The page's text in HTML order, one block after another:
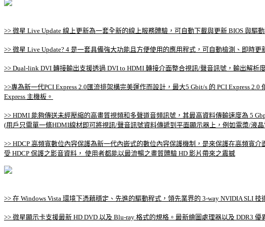
>> 微星 Live Update 線上更新為一套全新的線上服務體驗，可自動下載與更新 BIOS 與
>> 微星 Live Update? 4 是一套具備強大功能且方便使用的應用程式，可自動檢測、即時
>> Dual-link DVI 轉接輸出支援透過 DVI to HDMI 轉接介面整合視訊/聲音訊號，輸出解
>>專為新一代PCI Express 2.0匯流排架構完美運作而設計，最大5 Gbit/s 的 PCI Express
Express 主機板。
>> HDMI 能夠傳送未經壓縮的高畫質視頻和多聲道音頻訊號，其最高資料傳輸速度為 5
(用戶只需單一條HDMI線材即可將視訊/聲音訊號資料傳遞到平面顯示器上，例如電漿/液
>> HDCP 高頻寬數位內容保護為新一代內嵌式的數位內容保護機制，是來保護在高頻寬
受 HDCP 保護之影音資料， 使用者都能以最流暢之畫質體驗 HD 影片帶來之震撼
>> 在 Windows Vista 環境下憑藉穩定、先進的驅動程式，領先業界的 3-way NVIDIA SLI
>> 微星顯示卡支援最新 HD DVD 以及 Blu-ray 格式的規格。最新繪圖處理器以及 DDR3